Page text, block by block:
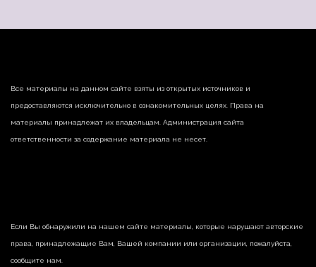
Все материалы на данном сайте взяты из открытых источников и
предоставляются исключительно в ознакомительных целях. Права на
материалы принадлежат их владельцам. Администрация сайта
ответственности за содержание материала не несет.
Если Вы обнаружили на нашем сайте материалы, которые нарушают авторские
права, принадлежащие Вам, Вашей компании или организации, пожалуйста,
сообщите нам.